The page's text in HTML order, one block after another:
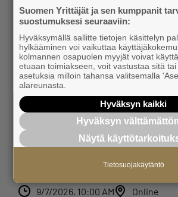
8/31/2026, 05:00 PM
Turun Yrittäjät
Seminars and conferences
AI Training Courses – DYNAMO
Looking for practical examples and
artificial intelligence and digital
9/7/2026, 10:00 AM Online
Suomen Yrittäjät ja sen kumppanit
suostumuksesi seuraaviin:
Hyväksymällä sallitte tietojen käsittelyn
hylkääminen voi vaikuttaa
kolmannen osapuolen myyjät voivat
etuaan toimiakseen, voit vastustaa sitä
asetuksia milloin tahansa valitsemalla
alareunasta.
Hyväksyn kaikki
Hyväksyn
Näytä
Tietosuojakäytäntö